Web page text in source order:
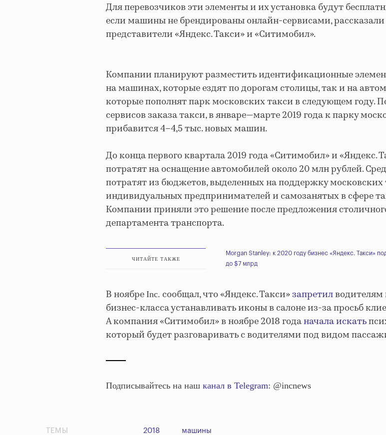
Для перевозчиков эти элементы и их установка будут
если машины не брендированы онлайн-сервисами, рассказали
представители «Яндекс. Такси» и «Ситимобил».
Компании планируют разместить идентификационные
на машинах, которые ездят по дорогам столицы, так и на
которые пополнят парк московских такси в следующем году.
сервисов заказа такси, в январе—марте 2019 года к парку
прибавится 4–4,5 тыс. новых машин.
До конца первого квартала 2019 года «Ситимобил» и «Яндекс.
потратят на оснащение автомобилей около 20 млн рублей.
потратят из бюджетов, выделенных на поддержку московских
индивидуальных предпринимателей и самозанятых в сфере
Компании приняли это решение после предложения
департамента транспорта.
ЧИТАЙТЕ ТАКЖЕ
Morgan Stanley: к 2020 году бизнес «Яндекс. Такси»
до $7 млрд
В ноябре Inc. сообщал, что «Яндекс. Такси»запретил
бизнес-класса устанавливать иконы в салоне из-за просьб
А компания «Ситимобил» в ноябре 2018 годаначала искать
который будет разговаривать с водителями под видом
Подписывайтесь на наш канал в Telegram: @incnews
ТЕМЫ 2018 машины